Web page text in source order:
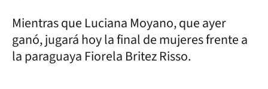
Mientras que Luciana Moyano, que ayer
ganó, jugará hoy la final de mujeres frente a
la paraguaya Fiorela Britez Risso.